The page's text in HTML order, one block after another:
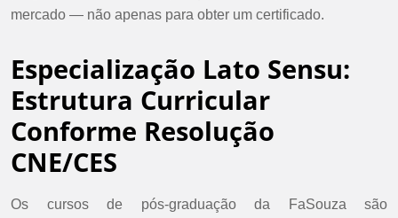
mercado — não apenas para obter um certificado.
Especialização Lato Sensu:
Estrutura Curricular
Conforme Resolução
CNE/CES
Os cursos de pós-graduação da FaSouza são